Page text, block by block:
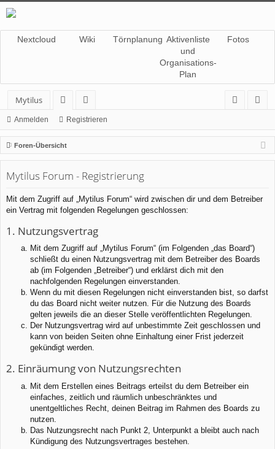
Nextcloud Wiki Törnplanung Aktivenliste
und
Organisations-
Plan
Fotos
Mytilus
or
en
itg
lie
de
r
m
el
n
ist
rie
n
Anmelden Registrieren
Foren-Übersicht
Mytilus Forum - Registrierung
Mit dem Zugriff auf „Mytilus Forum“ wird zwischen dir und dem Betreiber
ein Vertrag mit folgenden Regelungen geschlossen:
1. Nutzungsvertrag
Mit dem Zugriff auf „Mytilus Forum“ (im Folgenden „das Board“)
schließt du einen Nutzungsvertrag mit dem Betreiber des Boards
ab (im Folgenden „Betreiber“) und erklärst dich mit den
nachfolgenden Regelungen einverstanden.
Wenn du mit diesen Regelungen nicht einverstanden bist, so darfst
du das Board nicht weiter nutzen. Für die Nutzung des Boards
gelten jeweils die an dieser Stelle veröffentlichten Regelungen.
Der Nutzungsvertrag wird auf unbestimmte Zeit geschlossen und
kann von beiden Seiten ohne Einhaltung einer Frist jederzeit
gekündigt werden.
2. Einräumung von Nutzungsrechten
Mit dem Erstellen eines Beitrags erteilst du dem Betreiber ein
einfaches, zeitlich und räumlich unbeschränktes und
unentgeltliches Recht, deinen Beitrag im Rahmen des Boards zu
nutzen.
Das Nutzungsrecht nach Punkt 2, Unterpunkt a bleibt auch nach
Kündigung des Nutzungsvertrages bestehen.